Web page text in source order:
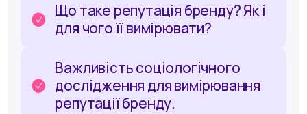
Що таке репутація бренду? Як і
для чого її вимірювати?
Важливість соціологічного
дослідження для вимірювання
репутації бренду.